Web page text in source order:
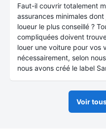
Faut-il couvrir totalement
assurances minimales
loueur le plus conseillé ?
compliquées doivent
louer une voiture pour vos
nécessairement, selon
nous avons créé le label
Voir